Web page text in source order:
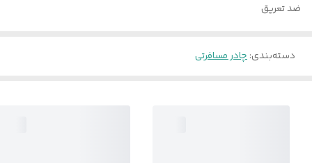
ضد تعریق
دسته‌بندی:چادر مسافرتی